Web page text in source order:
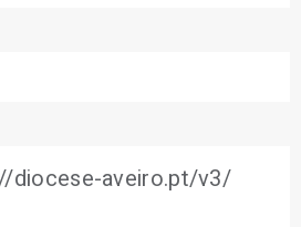
diocese-aveiro.pt/v3/